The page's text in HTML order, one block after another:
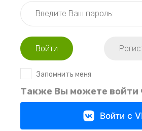
Запомнить меня
Войти
Также Вы можете войти
Войти с